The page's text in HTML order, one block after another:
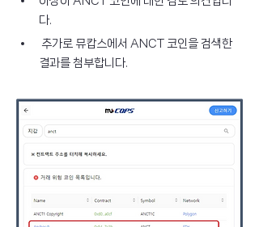
다.
추가로 뮤캅스에서 ANCT 코인을 검색한
결과를 첨부합니다.